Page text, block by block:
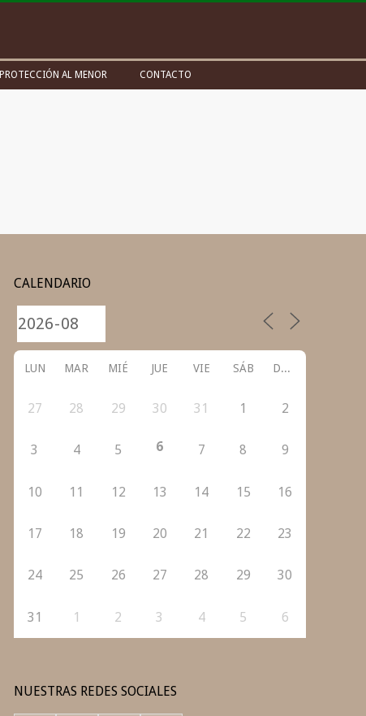
PROTECCIÓN AL MENOR CONTACTO
CALENDARIO
LUN MAR MIÉ JUE VIE SÁB DOM
27 28 29 30 31 1 2
3 4 5 6 7 8 9
10 11 12 13 14 15 16
17 18 19 20 21 22 23
24 25 26 27 28 29 30
31 1 2 3 4 5 6
NUESTRAS REDES SOCIALES